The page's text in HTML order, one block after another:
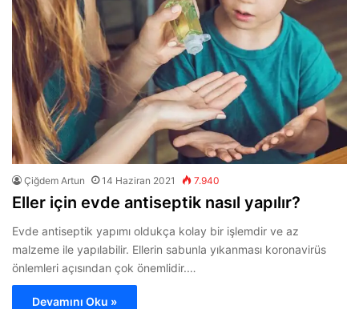
Çiğdem Artun 14 Haziran 2021 7.940
Eller için evde antiseptik nasıl yapılır?
Evde antiseptik yapımı oldukça kolay bir işlemdir ve az
malzeme ile yapılabilir. Ellerin sabunla yıkanması koronavirüs
önlemleri açısından çok önemlidir.…
Devamını Oku »